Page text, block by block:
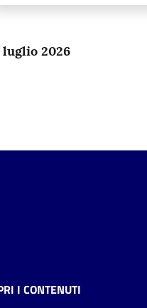
2026
I CONTENUTI